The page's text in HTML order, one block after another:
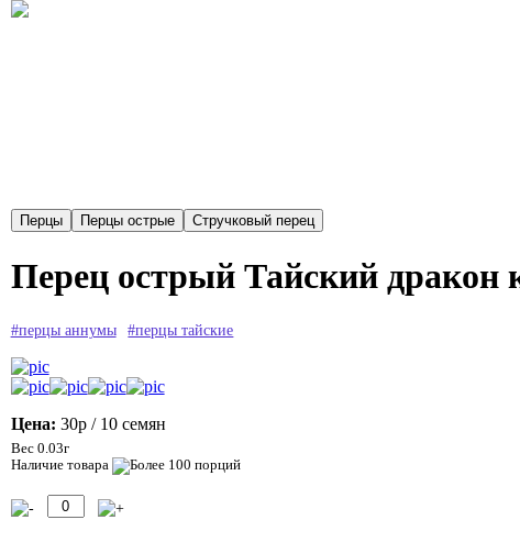
Перец острый Тайский дракон
#перцы аннумы #перцы тайские
Цена: 30р / 10 семян
Вес 0.03г
Наличие товара